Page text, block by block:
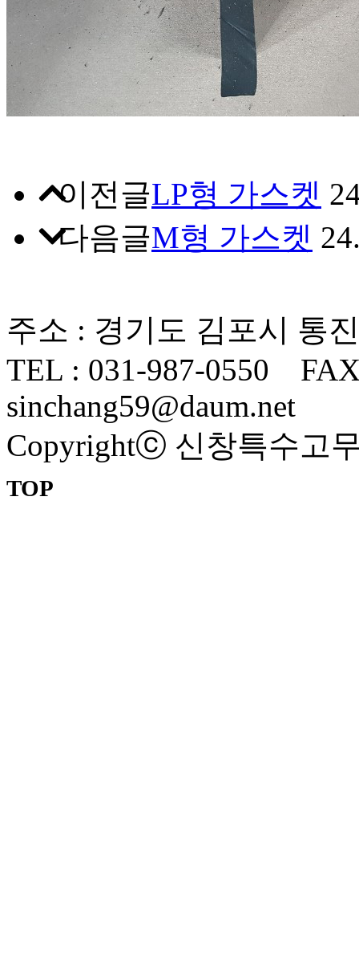
이전글LP형 가스켓
다음글M형 가스켓
주소 : 경기도 김포시 통
TEL : 031-987-0550
sinchang59@daum.net
Copyrightⓒ 신창특수고
TOP